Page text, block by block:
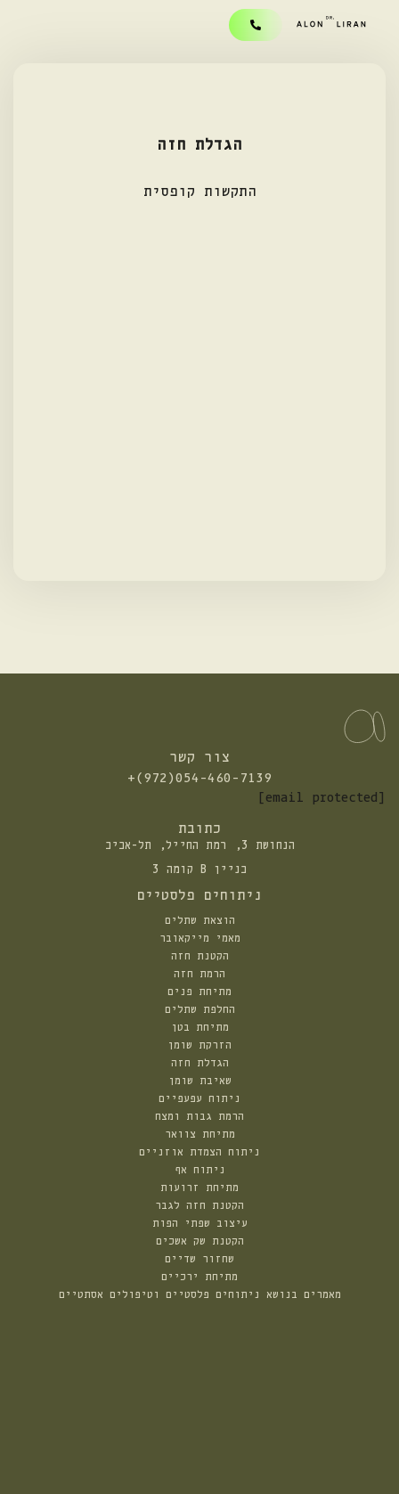
הגדלת חזה
התקשות קופסית
צור קשר
התקשרו
+(972)054-460-7139
[email protected]
כתובת
הנחושת 3, רמת החייל, תל-אביב
בניין B קומה 3
ניתוחים פלסטיים
הוצאת שתלים
מאמי מייקאובר
הקטנת חזה
הרמת חזה
מתיחת פנים
החלפת שתלים
מתיחת בטן
הזרקת שומן
הגדלת חזה
שאיבת שומן
ניתוח עפעפיים
הרמת גבות ומצח
מתיחת צוואר
ניתוח הצמדת אוזניים
ניתוח אף
מתיחת זרועות
הקטנת חזה לגבר
עיצוב שפתי הפות
הקטנת שק אשכים
שחזור שדיים
מתיחת ירכיים
מאמרים בנושא ניתוחים פלסטיים וטיפולים אסתטיים